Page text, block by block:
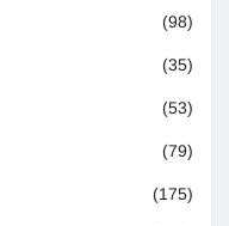
(98)
(35)
(53)
(79)
(175)